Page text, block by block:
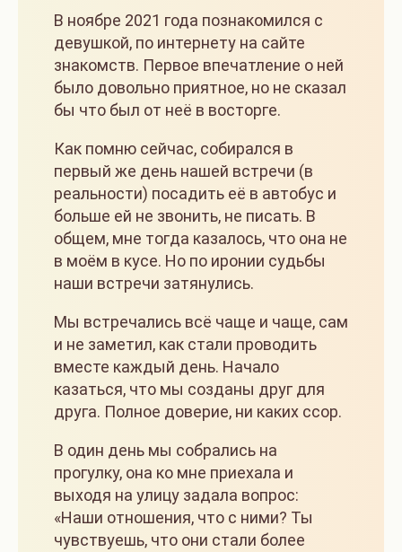
В ноябре 2021 года познакомился с
девушкой, по интернету на сайте
знакомств. Первое впечатление о ней
было довольно приятное, но не сказал
бы что был от неё в восторге.
Как помню сейчас, собирался в
первый же день нашей встречи (в
реальности) посадить её в автобус и
больше ей не звонить, не писать. В
общем, мне тогда казалось, что она не
в моём в кусе. Но по иронии судьбы
наши встречи затянулись.
Мы встречались всё чаще и чаще, сам
и не заметил, как стали проводить
вместе каждый день. Начало
казаться, что мы созданы друг для
друга. Полное доверие, ни каких ссор.
В один день мы собрались на
прогулку, она ко мне приехала и
выходя на улицу задала вопрос:
«Наши отношения, что с ними? Ты
чувствуешь, что они стали более